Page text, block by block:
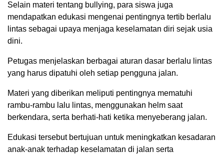
Selain materi tentang bullying, para siswa juga
mendapatkan edukasi mengenai pentingnya tertib berlalu
lintas sebagai upaya menjaga keselamatan diri sejak usia
dini.
Petugas menjelaskan berbagai aturan dasar berlalu lintas
yang harus dipatuhi oleh setiap pengguna jalan.
Materi yang diberikan meliputi pentingnya mematuhi
rambu-rambu lalu lintas, menggunakan helm saat
berkendara, serta berhati-hati ketika menyeberang jalan.
Edukasi tersebut bertujuan untuk meningkatkan kesadaran
anak-anak terhadap keselamatan di jalan serta